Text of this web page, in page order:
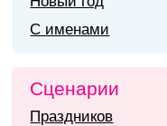
С именами
Сценарии
Праздников